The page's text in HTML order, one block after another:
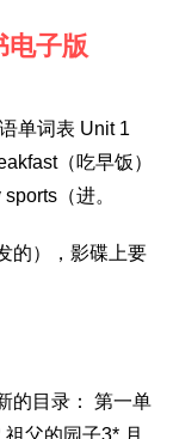
电子版
单词表 Unit 1
（吃早饭）
（进。
的），影碟上要
的目录： 第一单
父的园子3* 月